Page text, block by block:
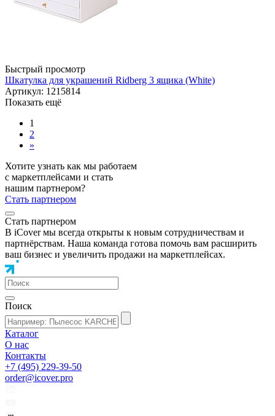
Быстрый просмотр
Шкатулка для украшений Ridberg 3 ящика (White)
Артикул: 1215814
Показать ещё
1
2
»
Хотите узнать как мы работаем
с маркетплейсами и стать
нашим партнером?
Стать партнером
Стать партнером
В iCover мы всегда открыты к новым сотрудничествам и
партнёрствам. Наша команда готова помочь вам расширить
ваш бизнес и увеличить продажи на маркетплейсах.
Поиск
Каталог
О нас
Контакты
+7 (495) 229-39-50
order@icover.pro